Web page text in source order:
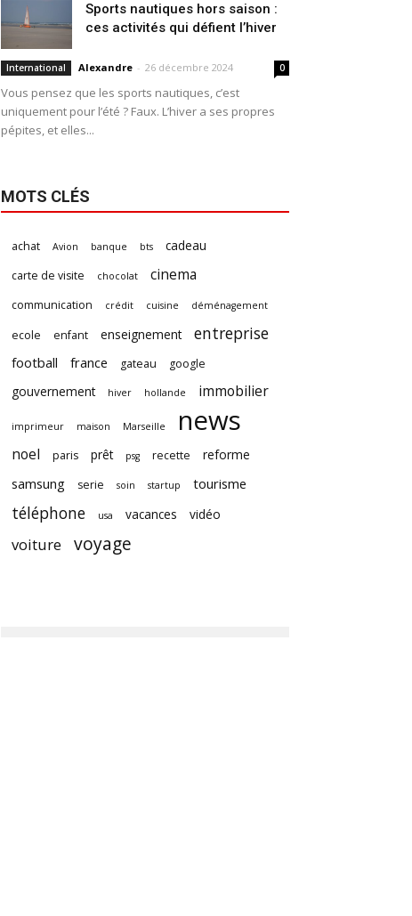
Sports nautiques hors saison :
ces activités qui défient l’hiver
International Alexandre - 26 décembre 2024 0
Vous pensez que les sports nautiques, c’est
uniquement pour l’été ? Faux. L’hiver a ses propres
pépites, et elles...
MOTS CLÉS
achat Avion banque bts cadeau
carte de visite chocolat cinema
communication crédit cuisine déménagement
ecole enfant enseignement entreprise
football france gateau google
gouvernement hiver hollande immobilier
imprimeur maison Marseille news
noel paris prêt psg recette reforme
samsung serie soin startup tourisme
téléphone usa vacances vidéo
voiture voyage